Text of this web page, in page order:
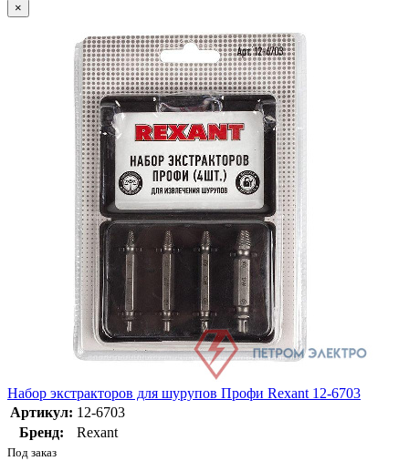
×
Набор экстракторов для шурупов Профи Rexant 12-6703
Артикул: 12-6703
Бренд:
Rexant
Под заказ